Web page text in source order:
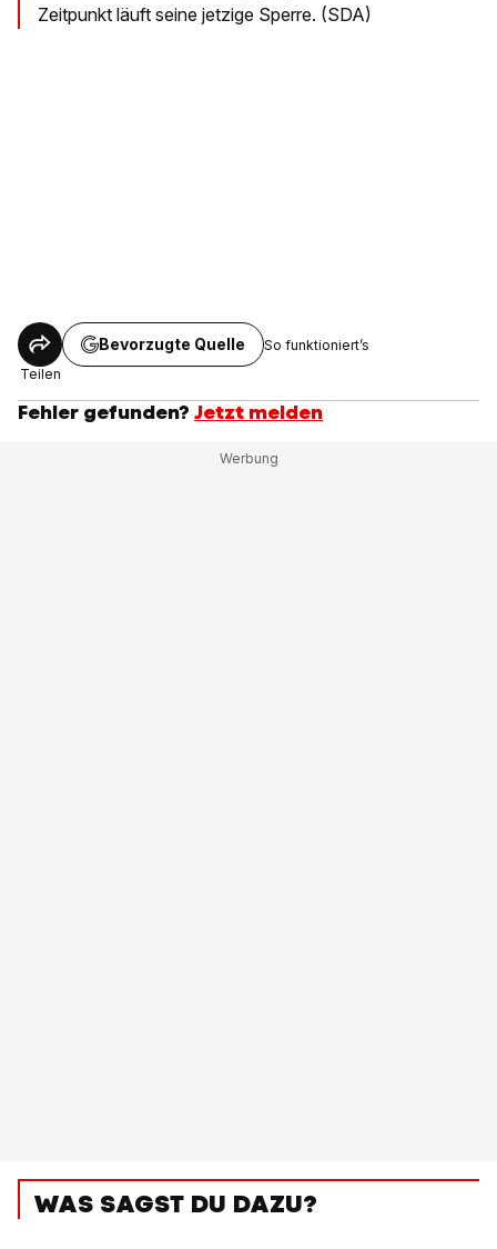
Zeitpunkt läuft seine jetzige Sperre. (SDA)
Teilen
Bevorzugte Quelle So funktioniert’s
Fehler gefunden? Jetzt melden
WAS SAGST DU DAZU?